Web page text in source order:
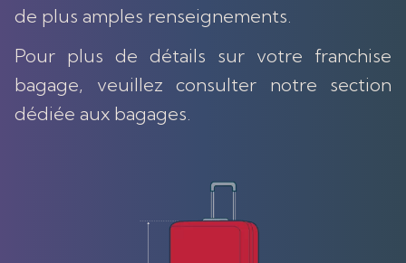
de plus amples renseignements.
Pour plus de détails sur votre franchise
bagage, veuillez consulter notre section
dédiée aux bagages.